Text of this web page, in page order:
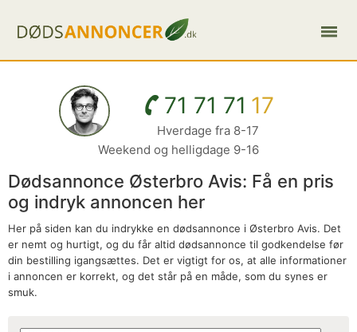
71 71 71 17
Hverdage fra 8-17
Weekend og helligdage 9-16
Dødsannonce Østerbro Avis: Få en pris
og indryk annoncen her
Her på siden kan du indrykke en dødsannonce i Østerbro Avis. Det
er nemt og hurtigt, og du får altid dødsannonce til godkendelse før
din bestilling igangsættes. Det er vigtigt for os, at alle informationer
i annoncen er korrekt, og det står på en måde, som du synes er
smuk.